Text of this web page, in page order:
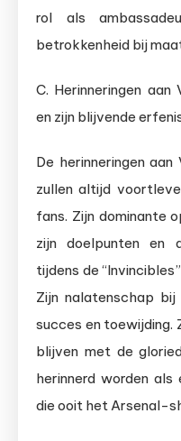
rol als
betrokkenheid bij
C. Herinneringen aan
en zijn blijvende
De herinneringen aan
zullen altijd
fans. Zijn dominante
zijn doelpunten en
tijdens de
Zijn nalatenschap
succes en toewijding.
blijven met de
herinnerd worden
die ooit het Arsenal-